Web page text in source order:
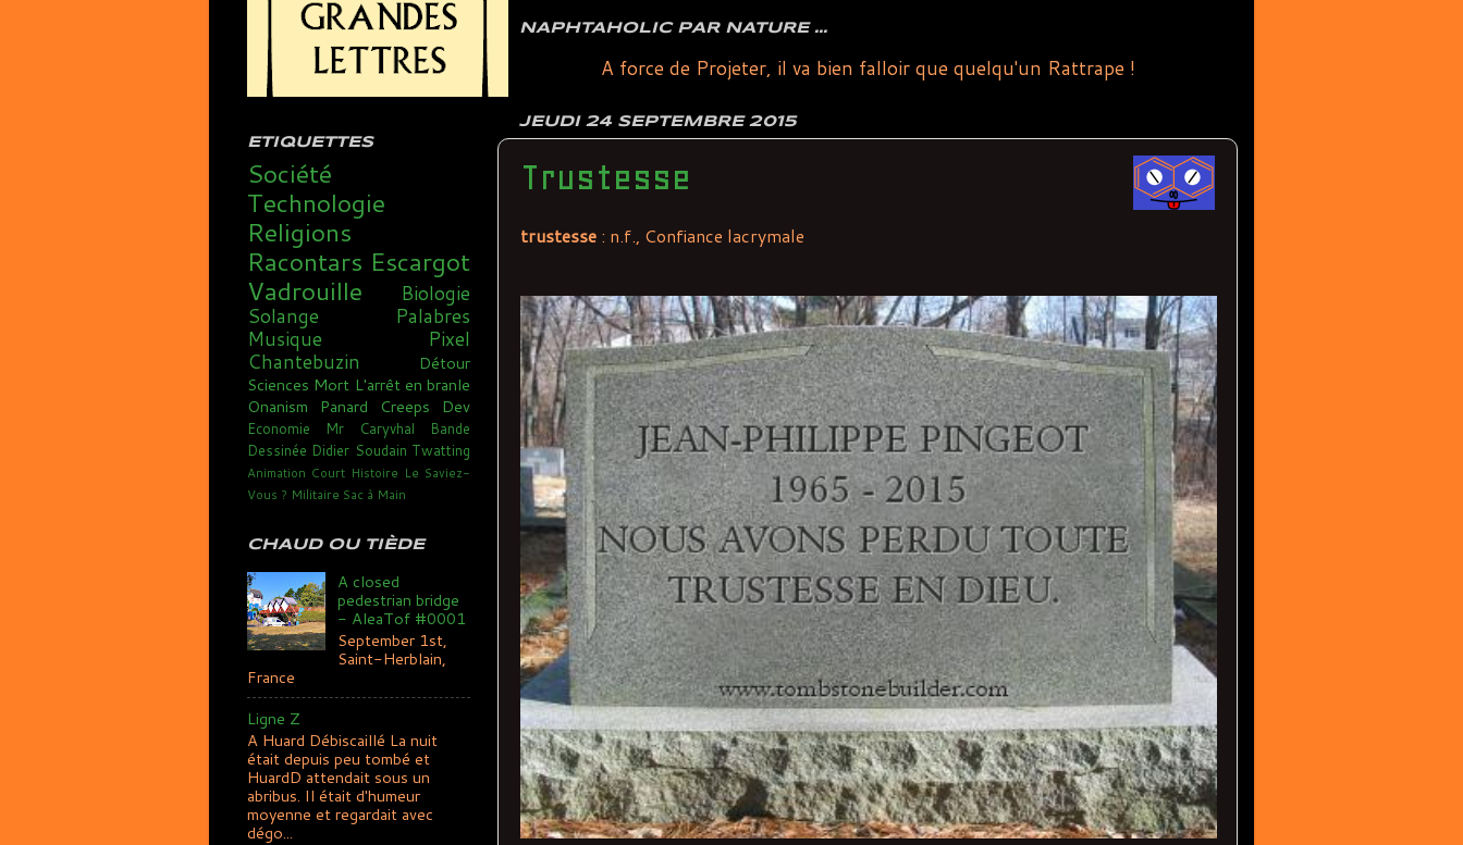
NAPHTAHOLIC PAR NATURE ...
A force de Projeter, il va bien falloir que quelqu'un Rattrape !
JEUDI 24 SEPTEMBRE 2015
Trustesse
trustesse : n.f., Confiance lacrymale
ETIQUETTES
Société
Technologie
Religions
Racontars Escargot
Vadrouille
Biologie
Solange
Palabres
Musique
Pixel
Chantebuzin
Détour
Sciences Mort L'arrêt en branle
Onanism
Panard Creeps Dev
Economie Mr Caryvhal
Bande
Dessinée Didier Soudain Twatting
Animation Court Histoire Le Saviez-
Vous ? Militaire Sac à Main
CHAUD OU TIÈDE
A closed
pedestrian bridge
- AleaTof #0001
September 1st,
Saint-Herblain,
France
Ligne Z
A Huard Débiscaillé La nuit
était depuis peu tombé et
HuardD attendait sous un
abribus. Il était d'humeur
moyenne et regardait avec
dégo...